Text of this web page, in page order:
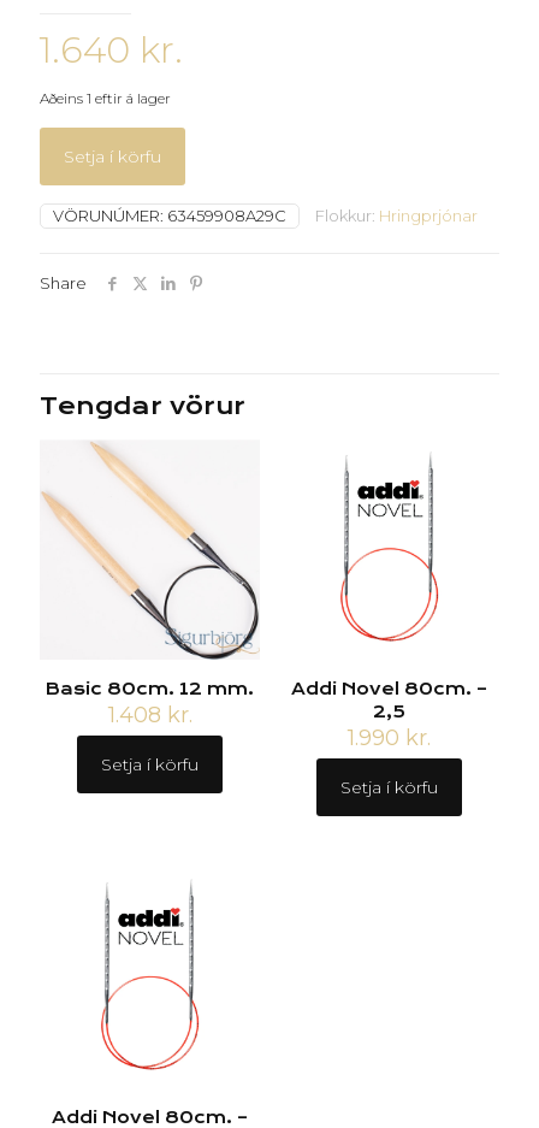
1.640 kr.
Aðeins 1 eftir á lager
Setja í körfu
VÖRUNÚMER: 63459908A29C Flokkur: Hringprjónar
Share
Tengdar vörur
Basic 80cm. 12 mm.
1.408 kr.
Setja í körfu
Addi Novel 80cm. –
2,5
1.990 kr.
Setja í körfu
Addi Novel 80cm. –